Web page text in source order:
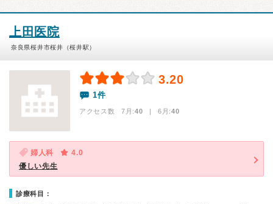
上田医院
奈良県桜井市桜井（桜井駅）
3.20
1件
アクセス数 7月:40 | 6月:40
婦人科
4.0
優しい先生
診療科目：